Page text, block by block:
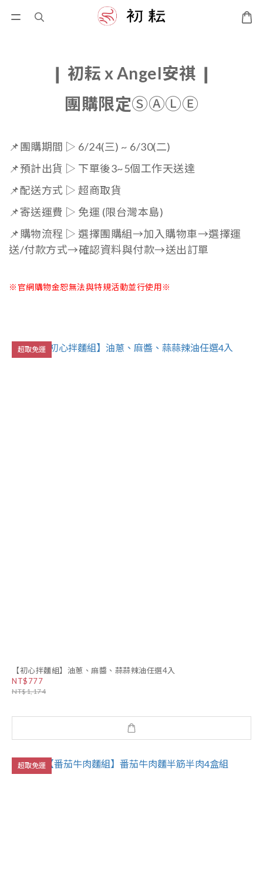
❙ 初耘 x Angel安祺 ❙
團購限定ⓈⒶⓁⒺ
📌團購期間 ▷ 6/24(三) ~ 6/30(二)
📌預計出貨 ▷ 下單後3~5個工作天送達
📌配送方式 ▷ 超商取貨
📌寄送運費 ▷ 免運 (限台灣本島)
📌購物流程 ▷ 選擇團購組→加入購物車→選擇運
送/付款方式→確認資料與付款→送出訂單
※官網購物金恕無法與特規活動並行使用※
超取免運
【初心拌麵組】油蔥、麻醬、蒜蒜辣油任選4入
NT$777
NT$1,174
超取免運